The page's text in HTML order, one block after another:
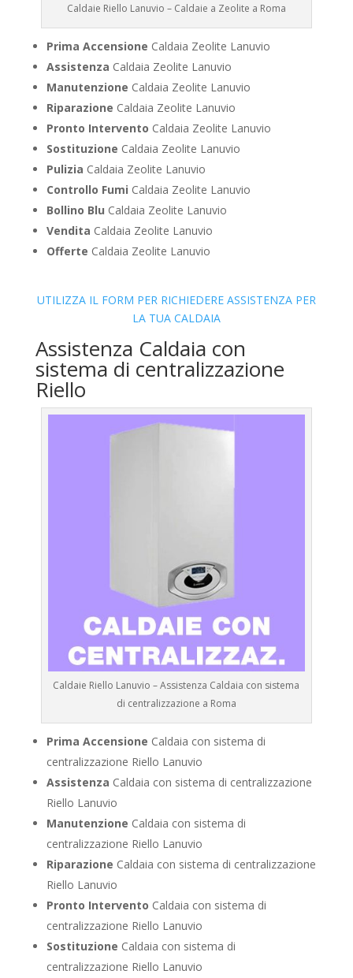
Caldaie Riello Lanuvio – Caldaie a Zeolite a Roma
Prima Accensione Caldaia Zeolite Lanuvio
Assistenza Caldaia Zeolite Lanuvio
Manutenzione Caldaia Zeolite Lanuvio
Riparazione Caldaia Zeolite Lanuvio
Pronto Intervento Caldaia Zeolite Lanuvio
Sostituzione Caldaia Zeolite Lanuvio
Pulizia Caldaia Zeolite Lanuvio
Controllo Fumi Caldaia Zeolite Lanuvio
Bollino Blu Caldaia Zeolite Lanuvio
Vendita Caldaia Zeolite Lanuvio
Offerte Caldaia Zeolite Lanuvio
UTILIZZA IL FORM PER RICHIEDERE ASSISTENZA PER
LA TUA CALDAIA
Assistenza Caldaia con
sistema di centralizzazione
Riello
Caldaie Riello Lanuvio – Assistenza Caldaia con sistema
di centralizzazione a Roma
Prima Accensione Caldaia con sistema di
centralizzazione Riello Lanuvio
Assistenza Caldaia con sistema di centralizzazione
Riello Lanuvio
Manutenzione Caldaia con sistema di
centralizzazione Riello Lanuvio
Riparazione Caldaia con sistema di centralizzazione
Riello Lanuvio
Pronto Intervento Caldaia con sistema di
centralizzazione Riello Lanuvio
Sostituzione Caldaia con sistema di
centralizzazione Riello Lanuvio